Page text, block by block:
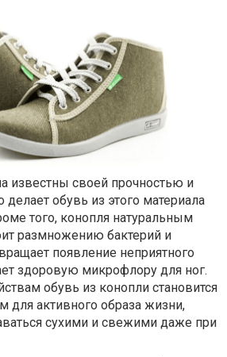
известны своей прочностью и
делает обувь из этого материала
того, конопля натуральным
размножению бактерий и
появление неприятного
здоровую микрофлору для ног.
обувь из конопли становится
активного образа жизни,
сухими и свежими даже при